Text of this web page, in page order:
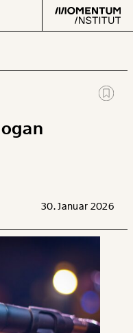
30. Januar 2026